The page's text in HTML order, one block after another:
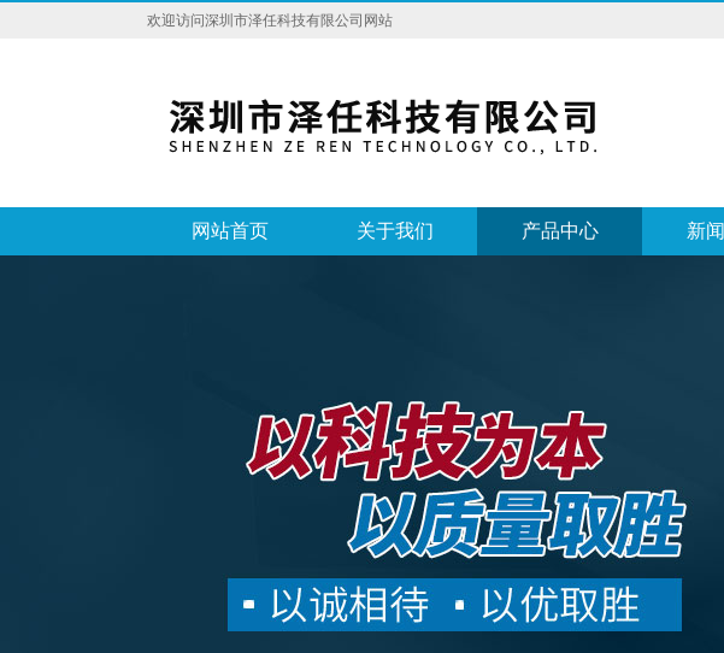
欢迎访问深圳市泽任科技有限公司网站
网站首页 关于我们 产品中心 新